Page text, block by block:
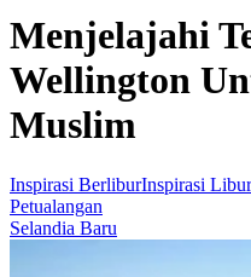
Menjelajahi
Wellington
Muslim
Inspirasi BerliburInspirasi
Petualangan
Selandia Baru